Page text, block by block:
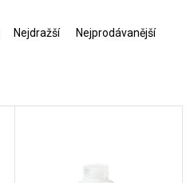
Nejdražší Nejprodávanější